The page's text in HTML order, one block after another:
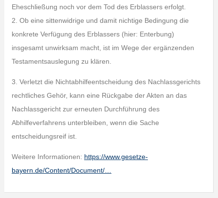
Eheschließung noch vor dem Tod des Erblassers erfolgt.
2. Ob eine sittenwidrige und damit nichtige Bedingung die
konkrete Verfügung des Erblassers (hier: Enterbung)
insgesamt unwirksam macht, ist im Wege der ergänzenden
Testamentsauslegung zu klären.
3. Verletzt die Nichtabhilfeentscheidung des Nachlassgerichts
rechtliches Gehör, kann eine Rückgabe der Akten an das
Nachlassgericht zur erneuten Durchführung des
Abhilfeverfahrens unterbleiben, wenn die Sache
entscheidungsreif ist.
Weitere Informationen: https://www.gesetze-
bayern.de/Content/Document/…